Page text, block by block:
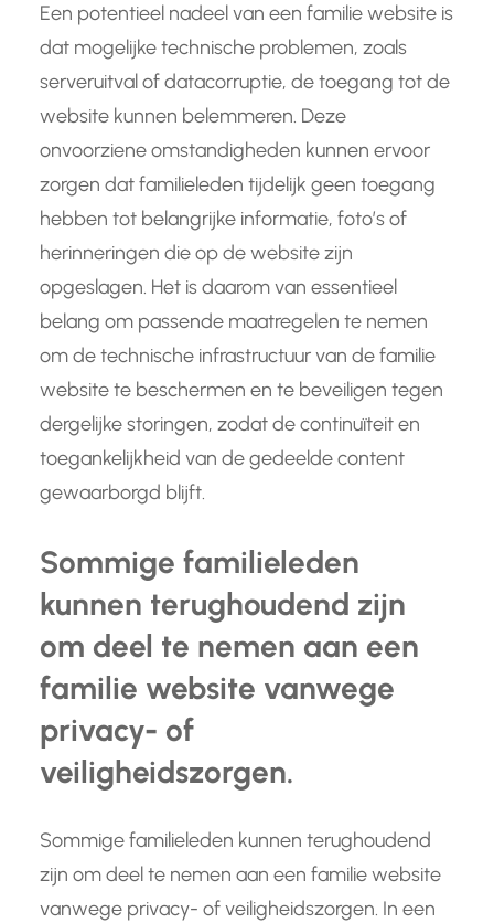
Een potentieel nadeel van een familie website is
dat mogelijke technische problemen, zoals
serveruitval of datacorruptie, de toegang tot de
website kunnen belemmeren. Deze
onvoorziene omstandigheden kunnen ervoor
zorgen dat familieleden tijdelijk geen toegang
hebben tot belangrijke informatie, foto’s of
herinneringen die op de website zijn
opgeslagen. Het is daarom van essentieel
belang om passende maatregelen te nemen
om de technische infrastructuur van de familie
website te beschermen en te beveiligen tegen
dergelijke storingen, zodat de continuïteit en
toegankelijkheid van de gedeelde content
gewaarborgd blijft.
Sommige familieleden
kunnen terughoudend zijn
om deel te nemen aan een
familie website vanwege
privacy- of
veiligheidszorgen.
Sommige familieleden kunnen terughoudend
zijn om deel te nemen aan een familie website
vanwege privacy- of veiligheidszorgen. In een